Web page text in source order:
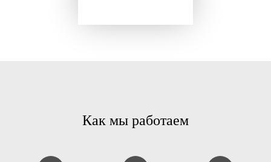
Как мы работаем